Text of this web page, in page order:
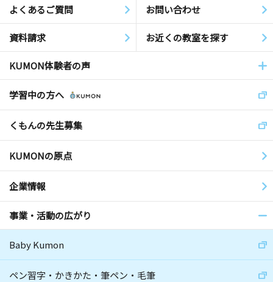
よくあるご質問 お問い合わせ
資料請求 お近くの教室を探す
KUMON体験者の声
学習中の方へ
くもんの先生募集
KUMONの原点
企業情報
事業・活動の広がり
Baby Kumon
ペン習字・かきかた・筆ペン・毛筆